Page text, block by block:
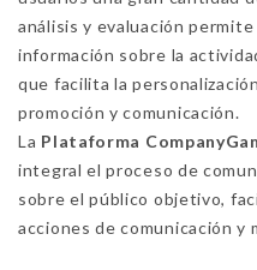
análisis y evaluación
información sobre la
que facilita la
promoción y comunicación.
La Plataforma
integral el proceso de
sobre el público objetivo,
acciones de comunicación y